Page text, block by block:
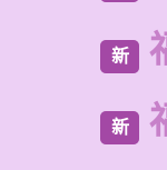
新
新